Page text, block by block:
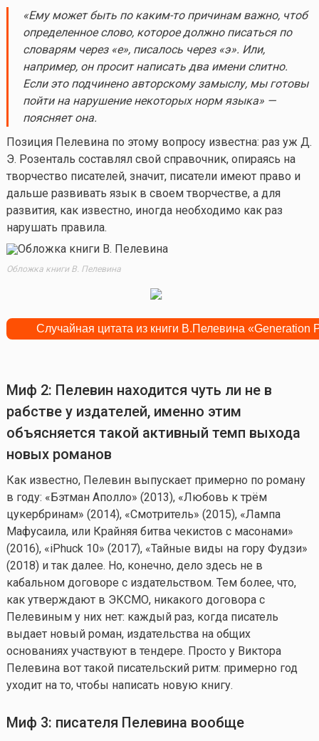
«Ему может быть по каким-топричинам важно, чтоб
определенное слово, которое должно писаться по
словарям через «е», писалось через «э». Или,
например, он просит написать два имени слитно.
Если это подчинено авторскому замыслу, мы готовы
пойти на нарушение некоторых норм языка» —
поясняет она.
Позиция Пелевина по этому вопросу известна: раз уж Д.
Э. Розенталь составлял свой справочник, опираясь на
творчество писателей, значит, писатели имеют право и
дальше развивать язык в своем творчестве, а для
развития, как известно, иногда необходимо как раз
нарушать правила.
Обложка книги В. Пелевина
Миф 2: Пелевин находится чуть ли не в
рабстве у издателей, именно этим
объясняется такой активный темп выхода
новых романов
Как известно, Пелевин выпускает примерно по роману
в году: «Бэтман Аполло» (2013), «Любовь к трём
цукербринам» (2014), «Смотритель» (2015), «Лампа
Мафусаила, или Крайняя битва чекистов с масонами»
(2016), «iPhuck 10» (2017), «Тайные виды на гору Фудзи»
(2018) и так далее. Но, конечно, дело здесь не в
кабальном договоре с издательством. Тем более, что,
как утверждают в ЭКСМО, никакого договора с
Пелевиным у них нет: каждый раз, когда писатель
выдает новый роман, издательства на общих
основаниях участвуют в тендере. Просто у Виктора
Пелевина вот такой писательский ритм: примерно год
уходит на то, чтобы написать новую книгу.
Миф 3: писателя Пелевина вообще